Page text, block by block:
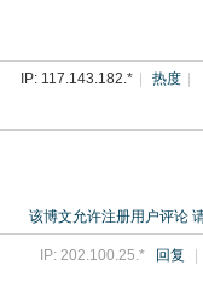
IP: 117.143.182.* 热度
该博文允许注册用户评论
IP: 202.100.25.* 回复